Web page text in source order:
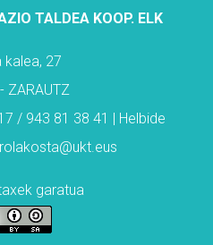
TALDEA KOOP. ELK
kalea, 27
ZARAUTZ
/ 943 81 38 41 | Helbide
garatua